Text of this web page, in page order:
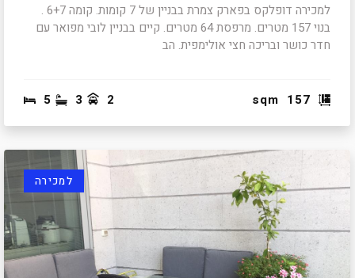
למכירה דופלקס בפארק צמרת בבניין של 7 קומות. קומה 6+7 .
בנוי 157 מטרים. מרפסת 64 מטרים. קיים בבניין לובי מפואר עם
חדר כושר ובריכה חצי אולימפית. הב
sqm 157
5 3 2
למכירה